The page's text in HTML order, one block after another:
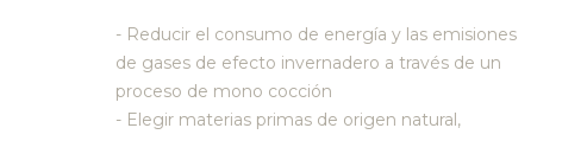
- Reducir el consumo de energía y las emisiones
de gases de efecto invernadero a través de un
proceso de mono cocción
- Elegir materias primas de origen natural,